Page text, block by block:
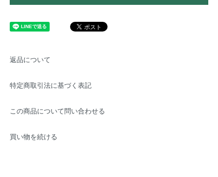
返品について
特定商取引法に基づく表記
この商品について問い合わせる
買い物を続ける